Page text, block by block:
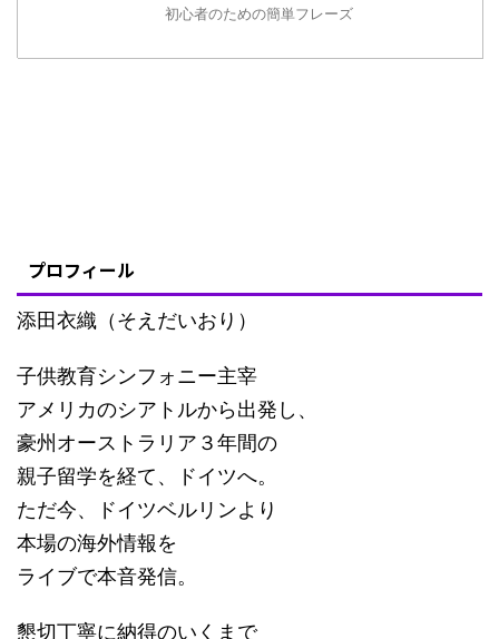
初心者のための簡単フレーズ
プロフィール
添田衣織（そえだいおり）
子供教育シンフォニー主宰
アメリカのシアトルから出発し、
豪州オーストラリア３年間の
親子留学を経て、ドイツへ。
ただ今、ドイツベルリンより
本場の海外情報を
ライブで本音発信。
懇切丁寧に納得のいくまで